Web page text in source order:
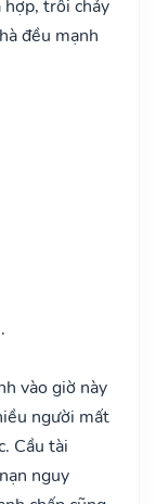
hợp, trôi chảy
đều mạnh
vào giờ này
người mất
Cầu tài
nguy